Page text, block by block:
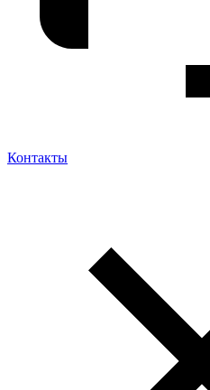
Контакты